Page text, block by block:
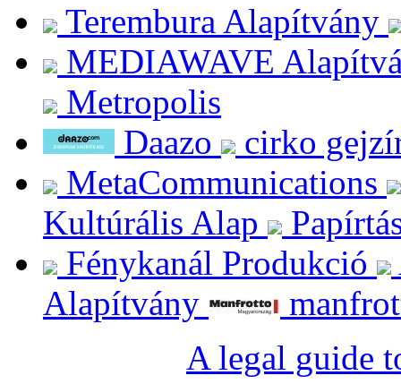
Terembura Alapítvány
MEDIAWAVE
Metropolis
Daazo
cirko
MetaCommunications
Kultúrális Alap
Fénykanál Produkció
Alapítvány
A legal guide